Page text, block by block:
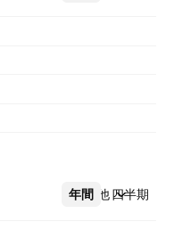
年間 四半期
その他